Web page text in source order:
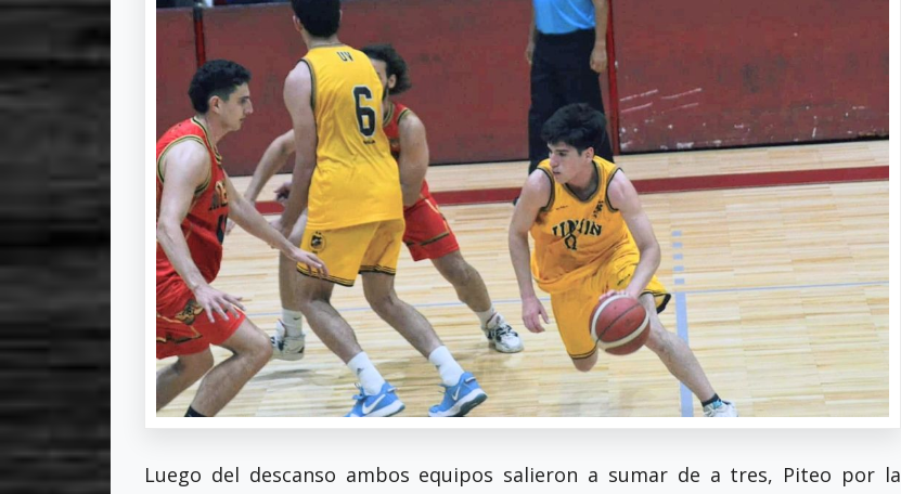
Luego del descanso ambos equipos salieron a sumar de a tres, Piteo por la